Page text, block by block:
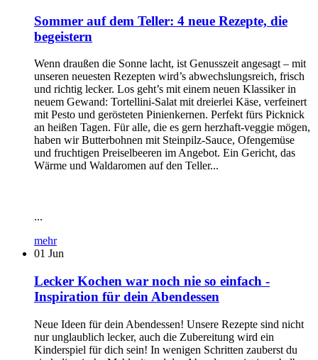
Sommer auf dem Teller: 4 neue Rezepte, die
begeistern
Wenn draußen die Sonne lacht, ist Genusszeit angesagt – mit
unseren neuesten Rezepten wird’s abwechslungsreich, frisch
und richtig lecker. Los geht’s mit einem neuen Klassiker in
neuem Gewand: Tortellini-Salat mit dreierlei Käse, verfeinert
mit Pesto und gerösteten Pinienkernen. Perfekt fürs Picknick
an heißen Tagen. Für alle, die es gern herzhaft-veggie mögen,
haben wir Butterbohnen mit Steinpilz-Sauce, Ofengemüse
und fruchtigen Preiselbeeren im Angebot. Ein Gericht, das
Wärme und Waldaromen auf den Teller...
...
mehr
01 Jun
Lecker Kochen war noch nie so einfach -
Inspiration für dein Abendessen
Neue Ideen für dein Abendessen! Unsere Rezepte sind nicht
nur unglaublich lecker, auch die Zubereitung wird ein
Kinderspiel für dich sein! In wenigen Schritten zauberst du